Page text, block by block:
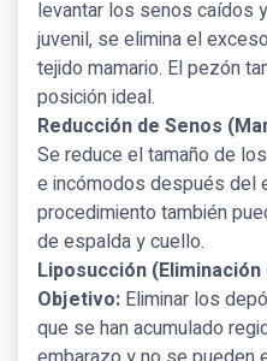
levantar los senos caídos
juvenil, se elimina el
tejido mamario. El pezón
posición ideal.
Reducción de Senos
Se reduce el tamaño de
e incómodos después del
procedimiento también
de espalda y cuello.
Liposucción (Eliminación
Objetivo: Eliminar los
que se han acumulado